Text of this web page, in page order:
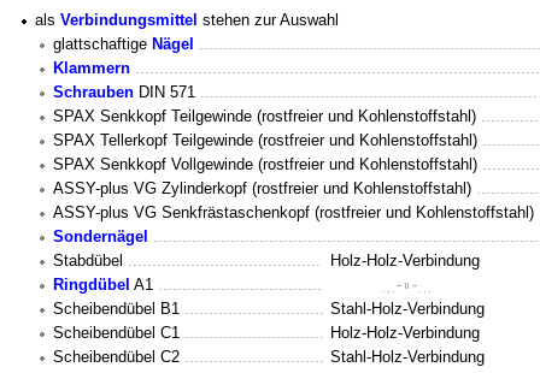
als Verbindungsmittel stehen zur Auswahl
glattschaftige Nägel .......................................................................
Klammern ....................................................................................
Schrauben DIN 571 ......................................................................
SPAX Senkkopf Teilgewinde (rostfreier und Kohlenstoffstahl)
SPAX Tellerkopf Teilgewinde (rostfreier und Kohlenstoffstahl)
SPAX Senkkopf Vollgewinde (rostfreier und Kohlenstoffstahl)
ASSY-plus VG Zylinderkopf (rostfreier und Kohlenstoffstahl)
ASSY-plus VG Senkfrästaschenkopf (rostfreier und Kohlenstoffstahl)
Sondernägel ................................................................................
Stabdübel ........................................
Holz-Holz-Verbindung
Ringdübel A1 ..................................
Scheibendübel B1 ............................. Stahl-Holz-Verbindung
Scheibendübel C1 ............................. Holz-Holz-Verbindung
Scheibendübel C2 ............................. Stahl-Holz-Verbindung